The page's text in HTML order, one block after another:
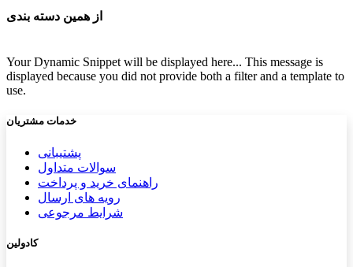
از همین دسته بندی
Your Dynamic Snippet will be displayed here... This message is
displayed because you did not provide both a filter and a template to
use.
خدمات مشتریان
پشتیب​​انی
سوالات متداول
راهنمای خرید و پرداخت
رویه های ارسال
شرایط مرجوعی
کادولین